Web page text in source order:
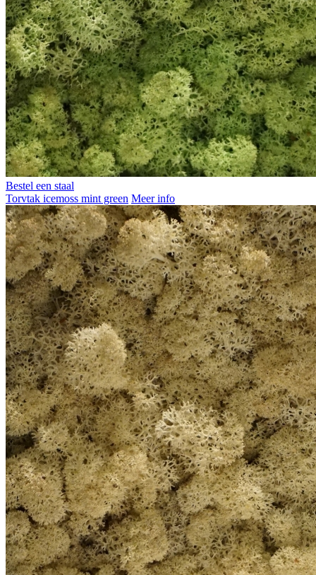
Bestel een staal
Torvtak icemoss mint green Meer info